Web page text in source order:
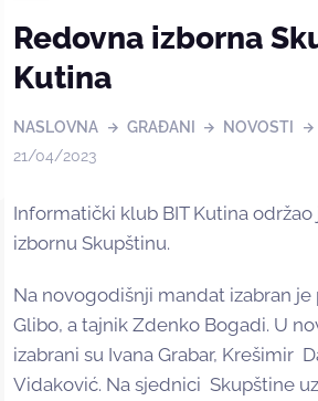
Redovna izborna
Kutina
NASLOVNA GRAĐANI NOVOSTI
21/04/2023
Informatički klub BIT Kutina održao
izbornu Skupštinu.
Na novogodišnji mandat izabran
Glibo, a tajnik Zdenko Bogadi. U
izabrani su Ivana Grabar, Krešimir
Vidaković. Na sjednici Skupštine